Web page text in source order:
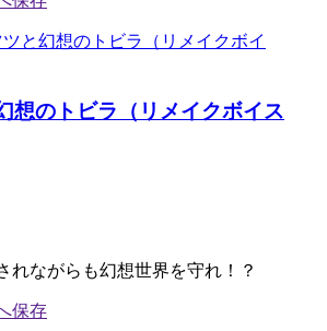
想のトビラ（リメイクボイス
れながらも幻想世界を守れ！？